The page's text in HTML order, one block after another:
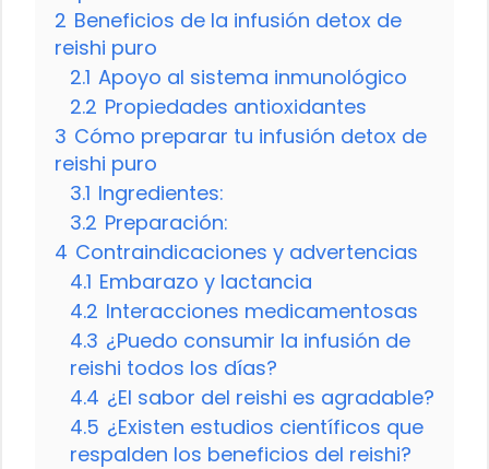
2 Beneficios de la infusión detox de
reishi puro
2.1 Apoyo al sistema inmunológico
2.2 Propiedades antioxidantes
3 Cómo preparar tu infusión detox de
reishi puro
3.1 Ingredientes:
3.2 Preparación:
4 Contraindicaciones y advertencias
4.1 Embarazo y lactancia
4.2 Interacciones medicamentosas
4.3 ¿Puedo consumir la infusión de
reishi todos los días?
4.4 ¿El sabor del reishi es agradable?
4.5 ¿Existen estudios científicos que
respalden los beneficios del reishi?